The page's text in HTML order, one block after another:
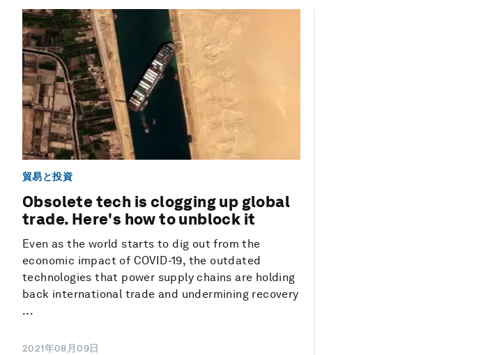
貿易と投資
Obsolete tech is clogging up global
trade. Here's how to unblock it
Even as the world starts to dig out from the
economic impact of COVID-19, the outdated
technologies that power supply chains are holding
back international trade and undermining recovery
...
2021年08月09日